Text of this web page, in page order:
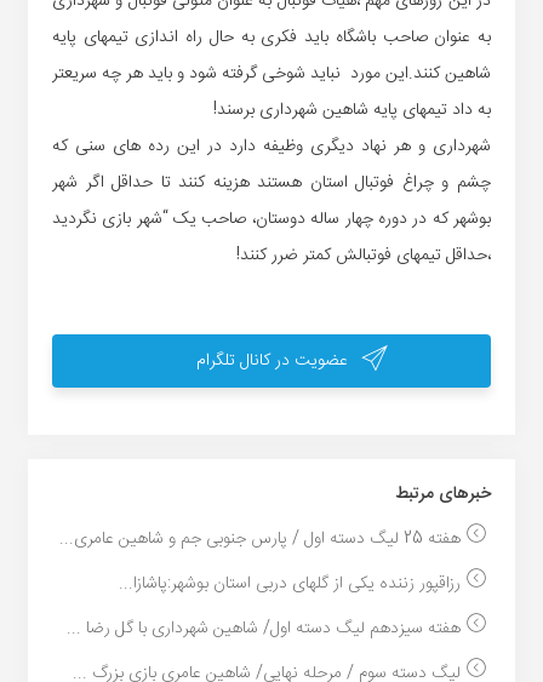
به عنوان صاحب باشگاه باید فکری به حال راه اندازی تیمهای پایه
شاهین کنند.این مورد نباید شوخی گرفته شود و باید هر چه سریعتر
به داد تیمهای پایه شاهین شهرداری برسند!
شهرداری و هر نهاد دیگری وظیفه دارد در این رده های سنی که
چشم و چراغ فوتبال استان هستند هزینه کنند تا حداقل اگر شهر
بوشهر که در دوره چهار ساله دوستان، صاحب یک “شهر بازی نگردید
،حداقل تیمهای فوتبالش کمتر ضرر کنند!
عضویت در کانال تلگرام
خبر‌های مرتبط
هفته 25 لیگ دسته اول / پارس جنوبی جم و شاهین عامری...
رزاقپور زننده یکی از گلهای دربی استان بوشهر:پاشازا...
هفته سیزدهم لیگ دسته اول/ شاهین شهرداری با گل رضا ...
لیگ دسته سوم / مرحله نهایی/ شاهین عامری بازی بزرگ ...